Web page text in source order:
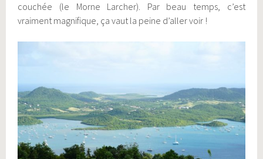
couchée (le Morne Larcher). Par beau temps, c’est
vraiment magnifique, ça vaut la peine d’aller voir !